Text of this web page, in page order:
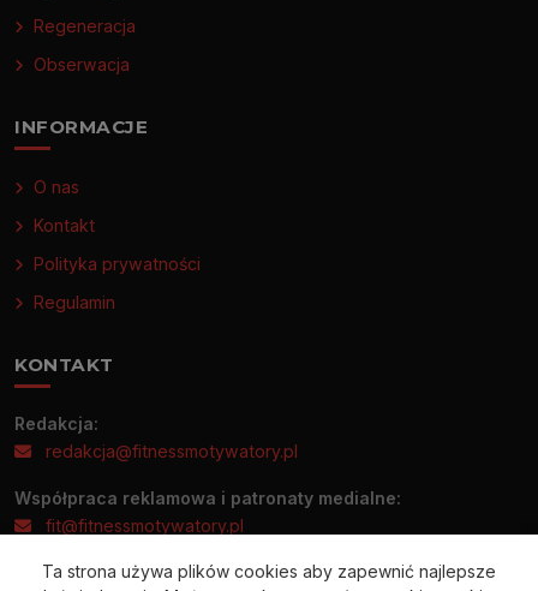
Regeneracja
Obserwacja
INFORMACJE
O nas
Kontakt
Polityka prywatności
Regulamin
KONTAKT
Redakcja:
redakcja@fitnessmotywatory.pl
Współpraca reklamowa i patronaty medialne:
fit@fitnessmotywatory.pl
Informacje prasowe prosimy wysyłać wyłącznie na adres:
Ta strona używa plików cookies aby zapewnić najlepsze